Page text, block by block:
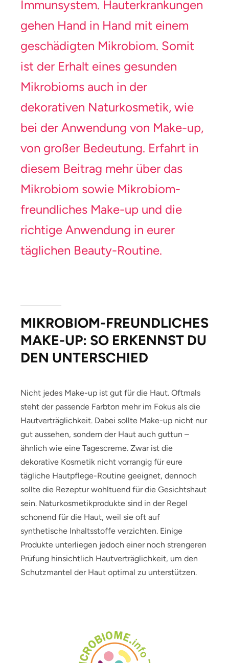
Immunsystem. Hauterkrankungen
gehen Hand in Hand mit einem
geschädigten Mikrobiom. Somit
ist der Erhalt eines gesunden
Mikrobioms auch in der
dekorativen Naturkosmetik, wie
bei der Anwendung von Make-up,
von großer Bedeutung. Erfahrt in
diesem Beitrag mehr über das
Mikrobiom sowie Mikrobiom-
freundliches Make-up und die
richtige Anwendung in eurer
täglichen Beauty-Routine.
MIKROBIOM-FREUNDLICHES
MAKE-UP: SO ERKENNST DU
DEN UNTERSCHIED
Nicht jedes Make-up ist gut für die Haut. Oftmals
steht der passende Farbton mehr im Fokus als die
Hautverträglichkeit. Dabei sollte Make-up nicht nur
gut aussehen, sondern der Haut auch guttun –
ähnlich wie eine Tagescreme. Zwar ist die
dekorative Kosmetik nicht vorrangig für eure
tägliche Hautpflege-Routine geeignet, dennoch
sollte die Rezeptur wohltuend für die Gesichtshaut
sein. Naturkosmetikprodukte sind in der Regel
schonend für die Haut, weil sie oft auf
synthetische Inhaltsstoffe verzichten. Einige
Produkte unterliegen jedoch einer noch strengeren
Prüfung hinsichtlich Hautverträglichkeit, um den
Schutzmantel der Haut optimal zu unterstützen.